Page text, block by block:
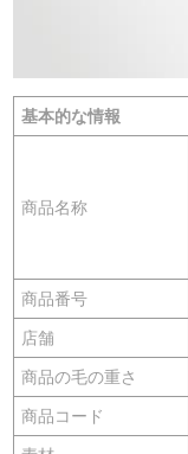
基本的な情報
商品名称
商品番号
店舗
商品の毛の重さ
商品コード